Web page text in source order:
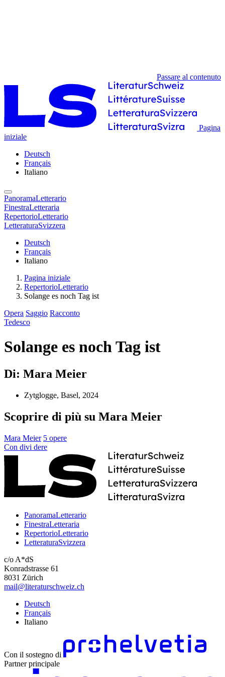
Passare al contenuto
Pagina
iniziale
Deutsch
Français
Italiano
PanoramaLetterario
FinestraLetteraria
RepertorioLetterario
LetteraturaSvizzera
Deutsch
Français
Italiano
Pagina iniziale
RepertorioLetterario
Solange es noch Tag ist
Opera Saggio Racconto
Tedesco
Solange es noch Tag ist
Di: Mara Meier
Zytglogge, Basel, 2024
Scoprire di più su Mara Meier
Mara Meier 5 opere
Con divi dere
PanoramaLetterario
FinestraLetteraria
RepertorioLetterario
LetteraturaSvizzera
c/o A*dS
Konradstrasse 61
8031 Zürich
mail@literaturschweiz.ch
Deutsch
Français
Italiano
Con il sostegno di
Partner principale